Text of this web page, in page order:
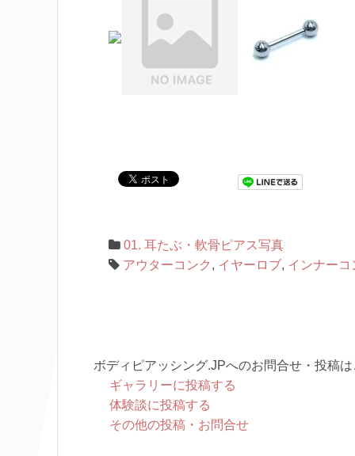
01. 耳たぶ・軟骨ピアス写真
アウターコンク , イヤーロブ, インナーコ
ボディピアッシング.JPへのお問合せ・投稿
ギャラリーに投稿する
体験談に投稿する
その他の投稿・お問合せ